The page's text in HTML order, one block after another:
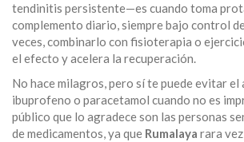
tendinitis persistente—es cuando toma
complemento diario, siempre bajo control
veces, combinarlo con fisioterapia o
el efecto y acelera la recuperación.
No hace milagros, pero sí te puede evitar el
ibuprofeno o paracetamol cuando no es
público que lo agradece son las personas
de medicamentos, ya que Rumalaya rara